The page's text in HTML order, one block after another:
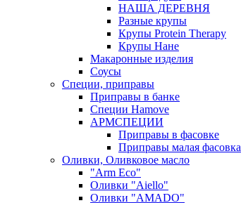
НАША ДЕРЕВНЯ
Разные крупы
Крупы Protein Therapy
Крупы Нане
Макаронные изделия
Соусы
Специи, приправы
Приправы в банке
Специи Hamove
АРМСПЕЦИИ
Приправы в фасовке
Приправы малая фасовка
Оливки, Оливковое масло
"Arm Eco"
Оливки "Aiello"
Оливки "AMADO"